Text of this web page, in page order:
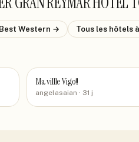
Best Western → Tous les hôtels
Ma villle Vigo!!
angelasaian · 31 j